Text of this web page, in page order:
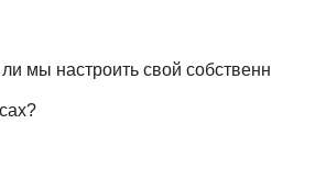
мы настроить свой собственн